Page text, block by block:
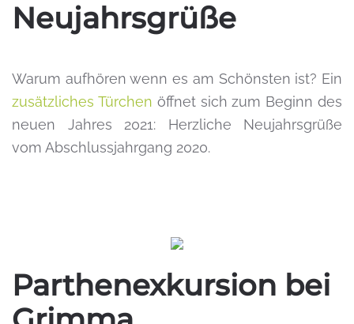
Neujahrsgrüße
Warum aufhören wenn es am Schönsten ist? Ein
zusätzliches Türchen öffnet sich zum Beginn des
neuen Jahres 2021: Herzliche Neujahrsgrüße
vom Abschlussjahrgang 2020.
Parthenexkursion bei